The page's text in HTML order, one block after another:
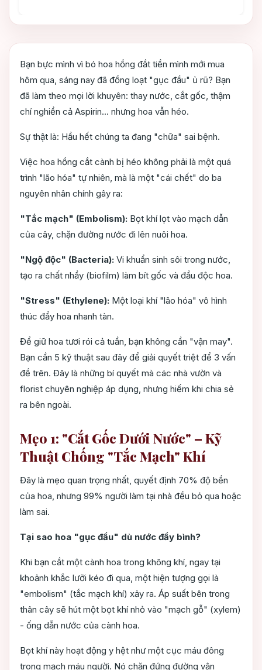
Bạn bực mình vì bó hoa hồng đắt tiền mình mới mua
hôm qua, sáng nay đã đồng loạt "gục đầu" ủ rũ? Bạn
đã làm theo mọi lời khuyên: thay nước, cắt gốc, thậm
chí nghiền cả Aspirin... nhưng hoa vẫn héo.
Sự thật là: Hầu hết chúng ta đang "chữa" sai bệnh.
Việc hoa hồng cắt cành bị héo không phải là một quá
trình "lão hóa" tự nhiên, mà là một "cái chết" do ba
nguyên nhân chính gây ra:
"Tắc mạch" (Embolism): Bọt khí lọt vào mạch dẫn
của cây, chặn đường nước đi lên nuôi hoa.
"Ngộ độc" (Bacteria): Vi khuẩn sinh sôi trong nước,
tạo ra chất nhầy (biofilm) làm bít gốc và đầu độc hoa.
"Stress" (Ethylene): Một loại khí "lão hóa" vô hình
thúc đẩy hoa nhanh tàn.
Để giữ hoa tươi rói cả tuần, bạn không cần "vận may".
Bạn cần 5 kỹ thuật sau đây để giải quyết triệt để 3 vấn
đề trên. Đây là những bí quyết mà các nhà vườn và
florist chuyên nghiệp áp dụng, nhưng hiếm khi chia sẻ
ra bên ngoài.
Mẹo 1: "Cắt Gốc Dưới Nước" – Kỹ
Thuật Chống "Tắc Mạch" Khí
Đây là mẹo quan trọng nhất, quyết định 70% độ bền
của hoa, nhưng 99% người làm tại nhà đều bỏ qua hoặc
làm sai.
Tại sao hoa "gục đầu" dù nước đầy bình?
Khi bạn cắt một cành hoa trong không khí, ngay tại
khoảnh khắc lưỡi kéo đi qua, một hiện tượng gọi là
"embolism" (tắc mạch khí) xảy ra. Áp suất bên trong
thân cây sẽ hút một bọt khí nhỏ vào "mạch gỗ" (xylem)
- ống dẫn nước của cành hoa.
Bọt khí này hoạt động y hệt như một cục máu đông
trong mạch máu người. Nó chặn đứng đường vận